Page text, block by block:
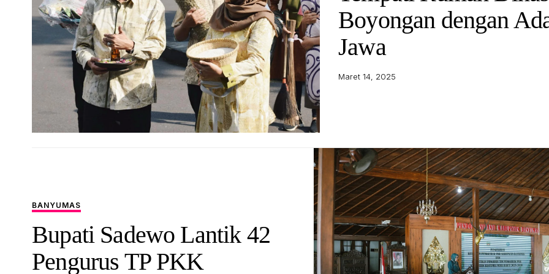
Boyongan dengan
Jawa
Maret 14, 2025
BANYUMAS
Bupati Sadewo Lantik 42
Pengurus TP PKK